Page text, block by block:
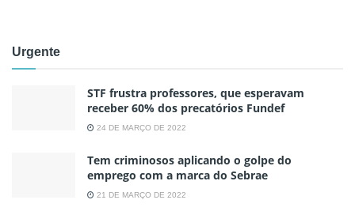
Urgente
STF frustra professores, que esperavam
receber 60% dos precatórios Fundef
24 DE MARÇO DE 2022
Tem criminosos aplicando o golpe do
emprego com a marca do Sebrae
21 DE MARÇO DE 2022